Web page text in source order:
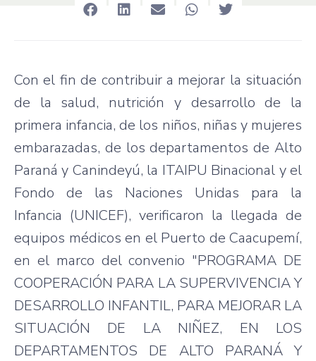
Con el fin de contribuir a mejorar la situación
de la salud, nutrición y desarrollo de la
primera infancia, de los niños, niñas y mujeres
embarazadas, de los departamentos de Alto
Paraná y Canindeyú, la ITAIPU Binacional y el
Fondo de las Naciones Unidas para la
Infancia (UNICEF), verificaron la llegada de
equipos médicos en el Puerto de Caacupemí,
en el marco del convenio "PROGRAMA DE
COOPERACIÓN PARA LA SUPERVIVENCIA Y
DESARROLLO INFANTIL, PARA MEJORAR LA
SITUACIÓN DE LA NIÑEZ, EN LOS
DEPARTAMENTOS DE ALTO PARANÁ Y